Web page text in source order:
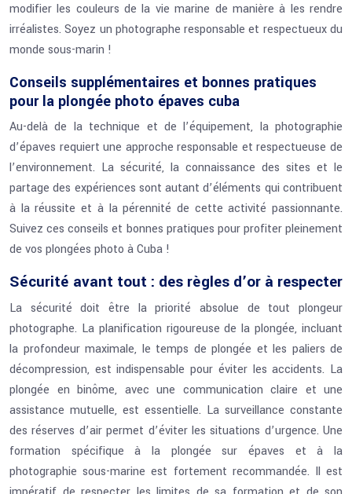
modifier les couleurs de la vie marine de manière à les rendre
irréalistes. Soyez un photographe responsable et respectueux du
monde sous-marin !
Conseils supplémentaires et bonnes pratiques
pour la plongée photo épaves cuba
Au-delà de la technique et de l’équipement, la photographie
d’épaves requiert une approche responsable et respectueuse de
l’environnement. La sécurité, la connaissance des sites et le
partage des expériences sont autant d’éléments qui contribuent
à la réussite et à la pérennité de cette activité passionnante.
Suivez ces conseils et bonnes pratiques pour profiter pleinement
de vos plongées photo à Cuba !
Sécurité avant tout : des règles d’or à respecter
La sécurité doit être la priorité absolue de tout plongeur
photographe. La planification rigoureuse de la plongée, incluant
la profondeur maximale, le temps de plongée et les paliers de
décompression, est indispensable pour éviter les accidents. La
plongée en binôme, avec une communication claire et une
assistance mutuelle, est essentielle. La surveillance constante
des réserves d’air permet d’éviter les situations d’urgence. Une
formation spécifique à la plongée sur épaves et à la
photographie sous-marine est fortement recommandée. Il est